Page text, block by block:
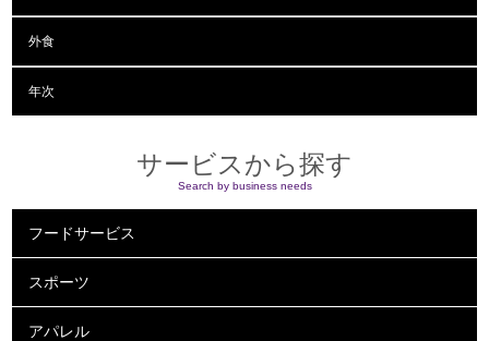
外食
年次
サービスから探す
Search by business needs
フードサービス
スポーツ
アパレル